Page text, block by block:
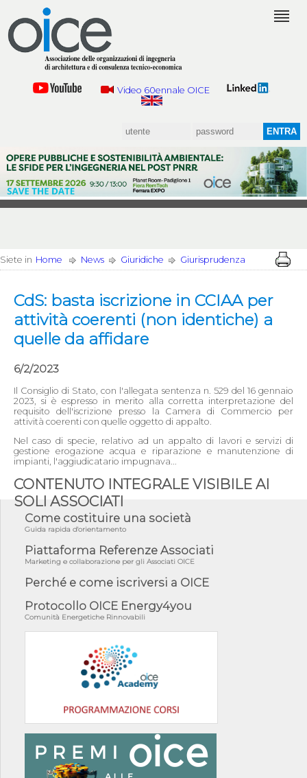
Video 60ennale OICE
Siete in Home News Giuridiche Giurisprudenza
CdS: basta iscrizione in CCIAA per
attività coerenti (non identiche) a
quelle da affidare
6/2/2023
Il Consiglio di Stato, con l'allegata sentenza n. 529 del 16 gennaio
2023, si è espresso in merito alla corretta interpretazione del
requisito dell'iscrizione presso la Camera di Commercio per
attività coerenti con quelle oggetto di appalto.
Nel caso di specie, relativo ad un appalto di lavori e servizi di
gestione erogazione acqua e riparazione e manutenzione di
impianti, l'aggiudicatario impugnava...
CONTENUTO INTEGRALE VISIBILE AI
SOLI ASSOCIATI
Come costituire una società
Guida rapida d'orientamento
Piattaforma Referenze Associati
Marketing e collaborazione per gli Associati OICE
Perché e come iscriversi a OICE
Protocollo OICE Energy4you
Comunità Energetiche Rinnovabili